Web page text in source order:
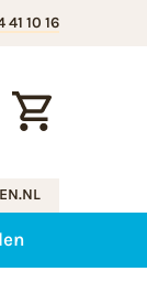
10 16